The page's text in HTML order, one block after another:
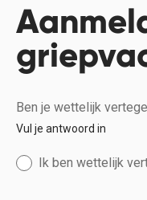
Ben je wettelijk
Vul je antwoord in
Ik ben wettelijk